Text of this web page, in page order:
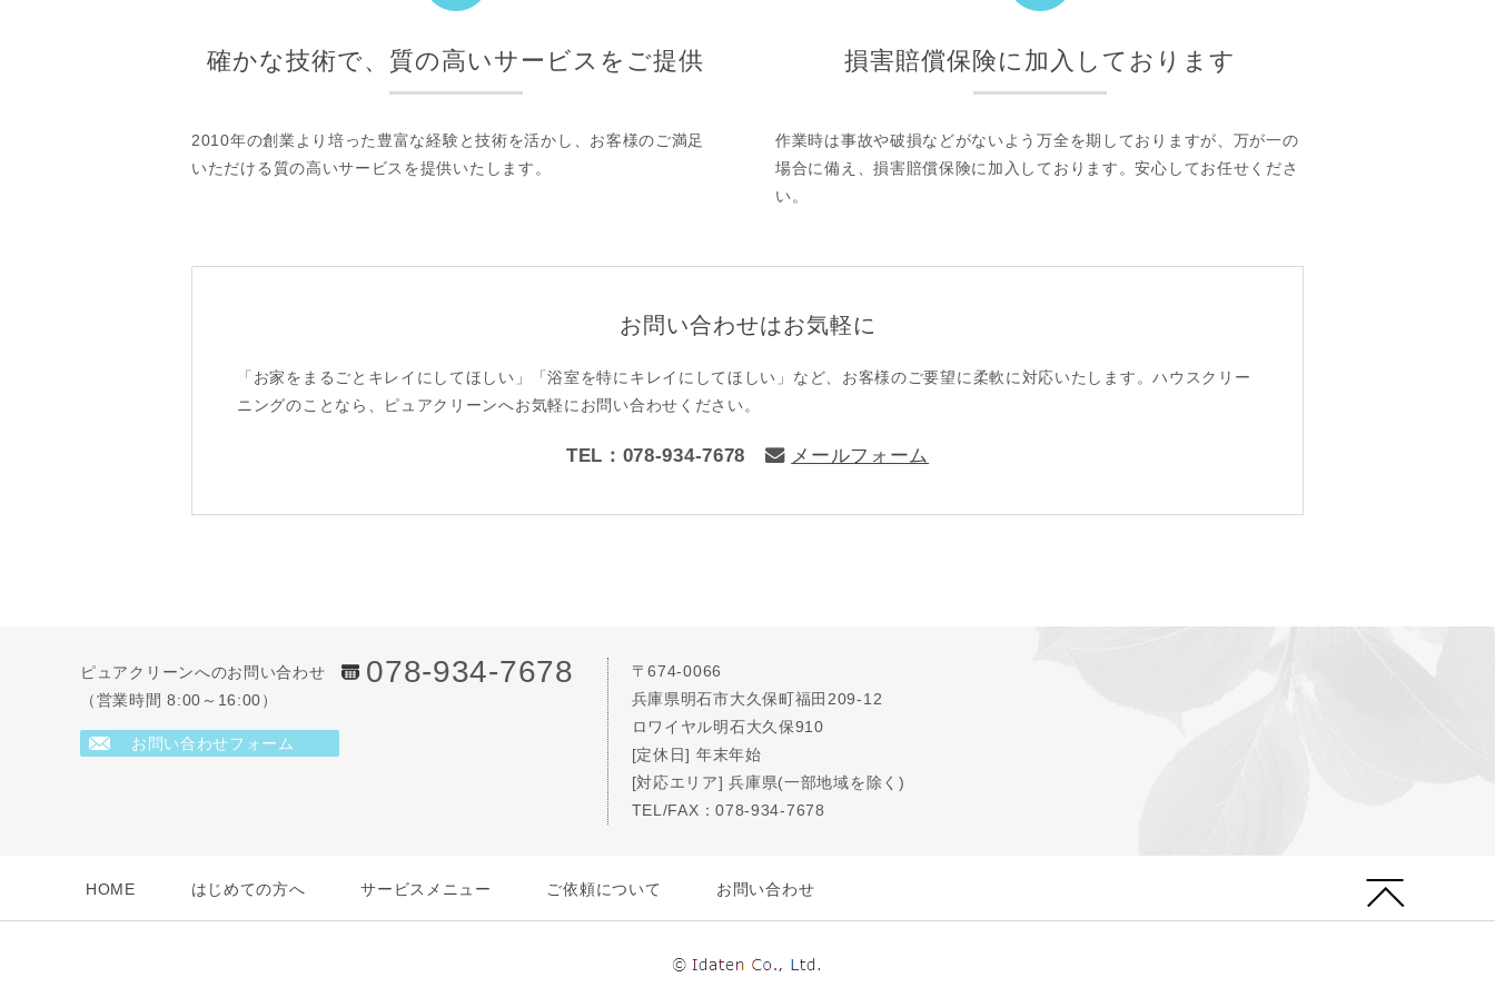
確かな技術で、質の高いサービスをご提供
2010年の創業より培った豊富な経験と技術を活かし、お客様のご満足
いただける質の高いサービスを提供いたします。
損害賠償保険に加入しております
作業時は事故や破損などがないよう万全を期しておりますが、万が一の
場合に備え、損害賠償保険に加入しております。安心してお任せくださ
い。
お問い合わせはお気軽に
「お家をまるごとキレイにしてほしい」「浴室を特にキレイにしてほしい」など、お客様のご要望に柔軟に対応いたします。ハウスクリー
ニングのことなら、ピュアクリーンへお気軽にお問い合わせください。
TEL：078-934-7678 メールフォーム
ピュアクリーンへのお問い合わせ 078-934-7678
（営業時間 8:00～16:00）
お問い合わせフォーム
〒674-0066
兵庫県明石市大久保町福田209-12
ロワイヤル明石大久保910
[定休日] 年末年始
[対応エリア] 兵庫県(一部地域を除く)
TEL/FAX：078-934-7678
HOME はじめての方へ サービスメニュー ご依頼について お問い合わせ